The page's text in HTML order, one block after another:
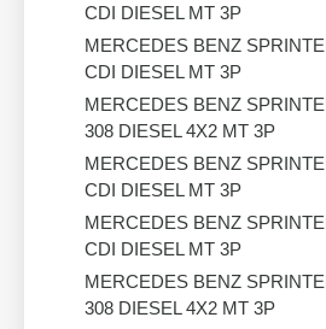
CDI DIESEL MT 3P
MERCEDES BENZ
CDI DIESEL MT 3P
MERCEDES BENZ
308 DIESEL 4X2 MT 3P
MERCEDES BENZ
CDI DIESEL MT 3P
MERCEDES BENZ
CDI DIESEL MT 3P
MERCEDES BENZ
308 DIESEL 4X2 MT 3P